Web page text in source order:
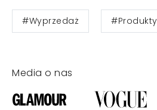
#Wyprzedaż #Produkty
Media o nas